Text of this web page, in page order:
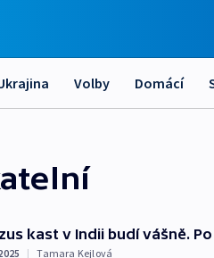
Volby Domácí
kast v Indii budí vášně.
| Tamara Kejlová